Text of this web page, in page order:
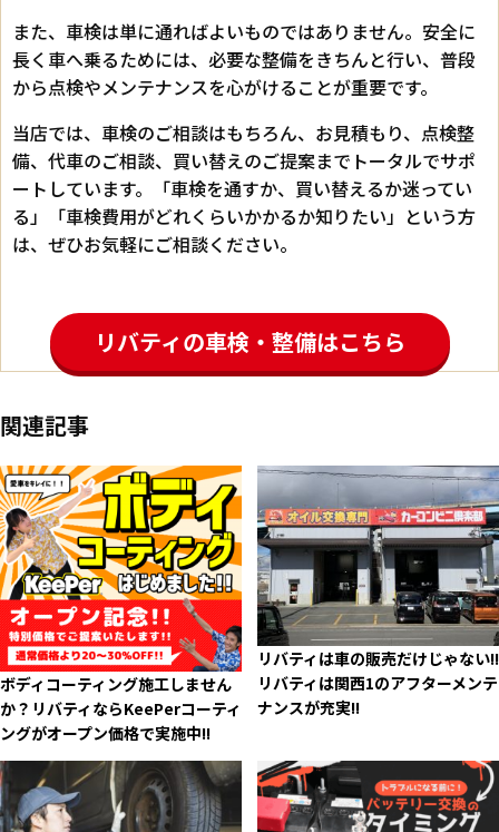
また、車検は単に通ればよいものではありません。安全に
長く車へ乗るためには、必要な整備をきちんと行い、普段
から点検やメンテナンスを心がけることが重要です。
当店では、車検のご相談はもちろん、お見積もり、点検整
備、代車のご相談、買い替えのご提案までトータルでサポ
ートしています。「車検を通すか、買い替えるか迷ってい
る」「車検費用がどれくらいかかるか知りたい」という方
は、ぜひお気軽にご相談ください。
リバティの車検・整備はこちら
関連記事
ボディコーティング施工しません
か？リバティならKeePerコーティ
ングがオープン価格で実施中!!
リバティは車の販売だけじゃない!!
リバティは関西1のアフターメンテ
ナンスが充実!!